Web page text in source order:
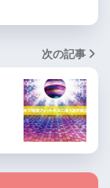
次の記事